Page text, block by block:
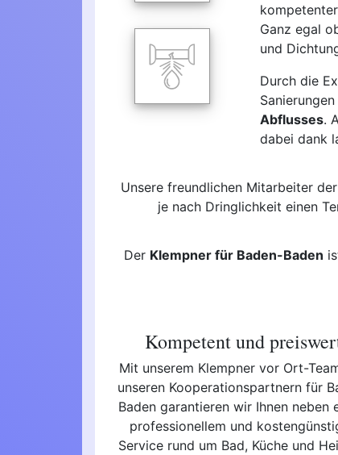
Ganz egal
und
Durch die
Abflusses.
dabei dank
Unsere freundlichen Mitarbeiter
je nach Dringlichkeit einen
Der Klempner für Baden-Baden
Kompetent und
Mit unserem Klempner vor Ort-
unseren Kooperationspartnern für
Baden garantieren wir Ihnen neben
professionellem und
Service rund um Bad, Küche und